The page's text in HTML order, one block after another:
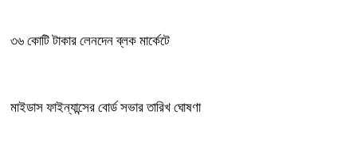
৩৬ কোটি টাকার লেনদেন ব্লক মার্কেটে
মাইডাস ফাইন্যান্সের বোর্ড সভার তারিখ ঘোষণা